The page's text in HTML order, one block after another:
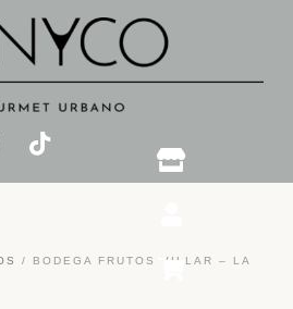
/ BODEGA FRUTOS VILLAR – LA